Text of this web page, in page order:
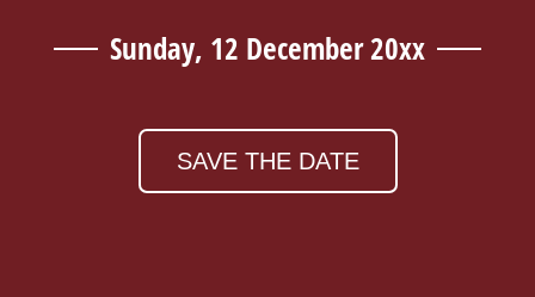
Sunday, 12 December 20xx
SAVE THE DATE